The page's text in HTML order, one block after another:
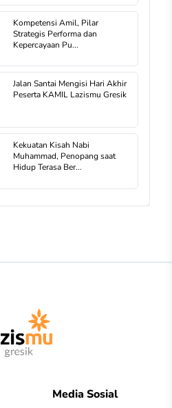
Kompetensi Amil, Pilar
Strategis Performa dan
Kepercayaan Pu...
Jalan Santai Mengisi Hari Akhir
Peserta KAMIL Lazismu Gresik
Kekuatan Kisah Nabi
Muhammad, Penopang saat
Hidup Terasa Ber...
Media Sosial